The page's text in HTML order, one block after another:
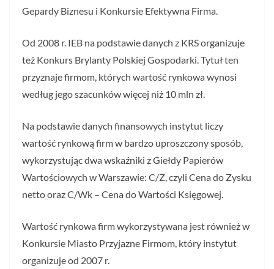
Gepardy Biznesu i Konkursie Efektywna Firma.
Od 2008 r. IEB na podstawie danych z KRS organizuje
też Konkurs Brylanty Polskiej Gospodarki. Tytuł ten
przyznaje firmom, których wartość rynkowa wynosi
według jego szacunków więcej niż 10 mln zł.
Na podstawie danych finansowych instytut liczy
wartość rynkową firm w bardzo uproszczony sposób,
wykorzystując dwa wskaźniki z Giełdy Papierów
Wartościowych w Warszawie: C/Z, czyli Cena do Zysku
netto oraz C/Wk – Cena do Wartości Księgowej.
Wartość rynkowa firm wykorzystywana jest również w
Konkursie Miasto Przyjazne Firmom, który instytut
organizuje od 2007 r.